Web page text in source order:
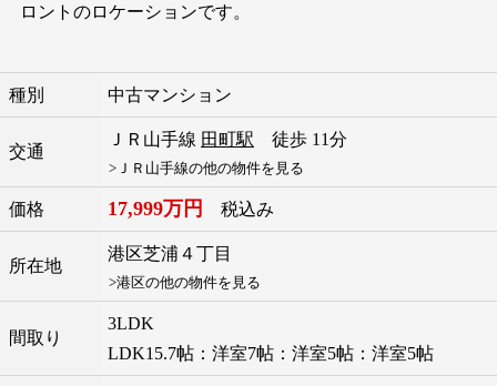
ロントのロケーションです。
種別 中古マンション
交通
ＪＲ山手線 田町駅 徒歩 11分
>ＪＲ山手線の他の物件を見る
価格 17,999万円 税込み
所在地
港区芝浦 ４丁目
>港区の他の物件を見る
間取り
3LDK
LDK15.7帖：洋室7帖：洋室5帖：洋室5帖